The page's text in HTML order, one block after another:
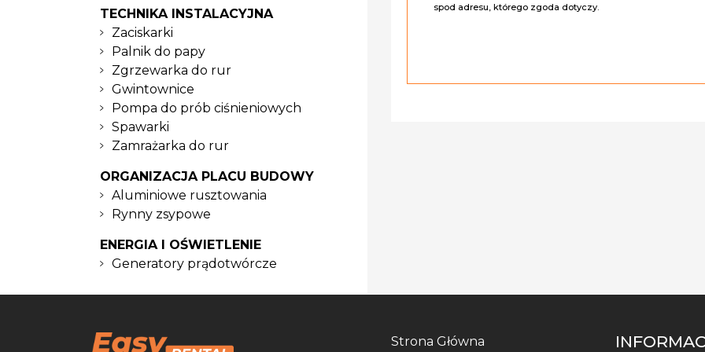
spod adresu, którego zgoda dotyczy.
TECHNIKA INSTALACYJNA
Zaciskarki
Palnik do papy
Zgrzewarka do rur
Gwintownice
Pompa do prób ciśnieniowych
Spawarki
Zamrażarka do rur
ORGANIZACJA PLACU BUDOWY
Aluminiowe rusztowania
Rynny zsypowe
ENERGIA I OŚWIETLENIE
Generatory prądotwórcze
Strona Główna